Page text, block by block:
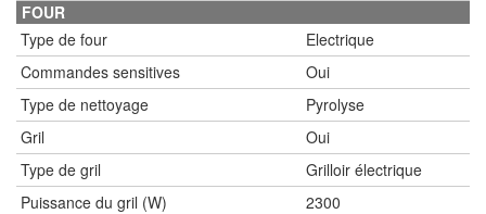
FOUR
Type de four
Electrique
Commandes sensitives
Oui
Type de nettoyage
Pyrolyse
Gril
Oui
Type de gril
Grilloir électrique
Puissance du gril (W)
2300